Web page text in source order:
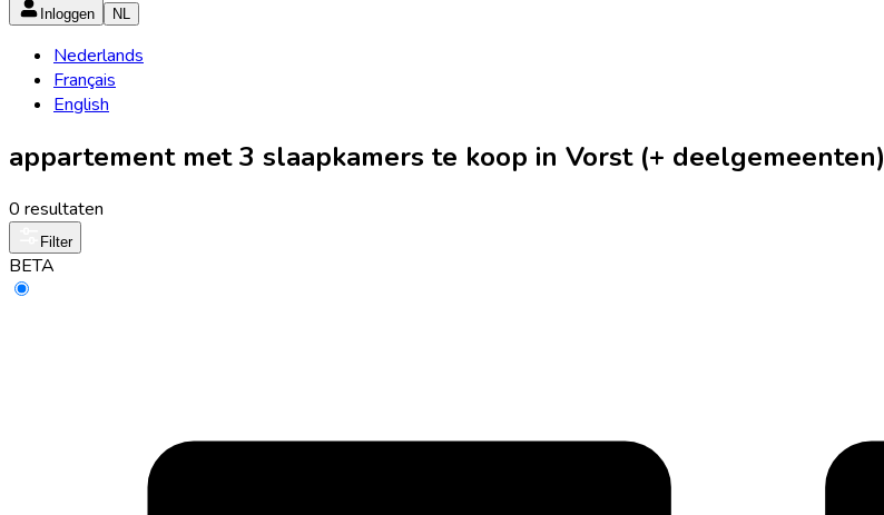
Inloggen NL
Nederlands
Français
English
appartement met 3 slaapkamers te koop in Vorst (+ deelgemeenten)
0 resultaten
Filter
BETA